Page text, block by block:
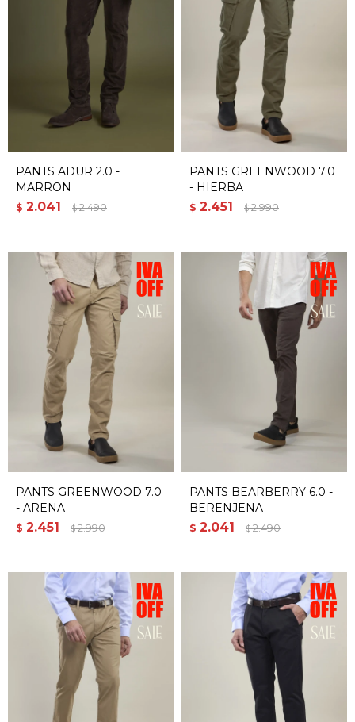
PANTS ADUR 2.0 -
MARRON
$ 2.041 $ 2.490
PANTS GREENWOOD 7.0
- HIERBA
$ 2.451 $ 2.990
PANTS GREENWOOD 7.0
- ARENA
$ 2.451 $ 2.990
PANTS BEARBERRY 6.0 -
BERENJENA
$ 2.041 $ 2.490